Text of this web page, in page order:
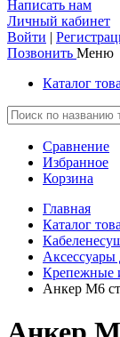
Написать нам
Личный кабинет
Войти |
Позвонить Меню
Каталог
Сравнение
Избранное
Корзина
Главная
Каталог
Аксессуары
Крепежные
Анкер М6